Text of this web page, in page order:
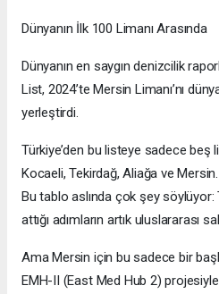
Dünyanın İlk 100 Limanı Arasında
Dünyanın en saygın denizcilik
List, 2024’te Mersin Limanı’nı
yerleştirdi.
Türkiye’den bu listeye sadece beş
Kocaeli, Tekirdağ, Aliağa ve Mersin.
Bu tablo aslında çok şey söylüyor:
attığı adımların artık uluslararası
Ama Mersin için bu sadece bir
EMH-II (East Med Hub 2)